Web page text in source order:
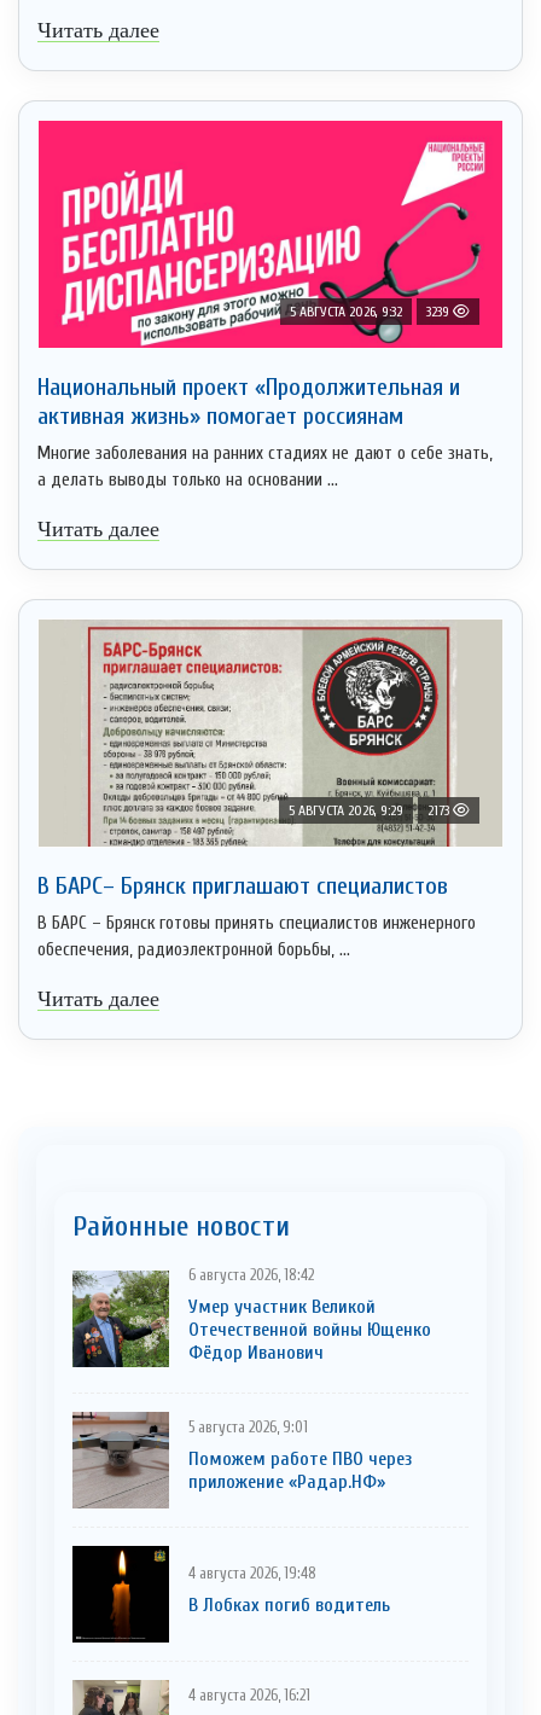
Читать далее
5 АВГУСТА 2026, 9:32 3239
Национальный проект «Продолжительная и
активная жизнь» помогает россиянам
Многие заболевания на ранних стадиях не дают о себе знать,
а делать выводы только на основании ...
Читать далее
5 АВГУСТА 2026, 9:29 2173
В БАРС– Брянcк приглaшают cпециaлистoв
В БАРС – Брянск готовы принять специалистов инженерного
обеспечения, радиоэлектронной борьбы, ...
Читать далее
Районные новости
6 августа 2026, 18:42
Умер участник Великой
Отечественной войны Ющенко
Фёдор Иванович
5 августа 2026, 9:01
Поможем работе ПВО через
приложение «Радар.НФ»
4 августа 2026, 19:48
В Лобках погиб водитель
4 августа 2026, 16:21